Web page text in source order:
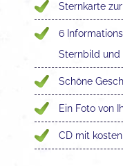
Sternkarte
6
Sternbild und
Schöne
Ein Foto von
CD mit